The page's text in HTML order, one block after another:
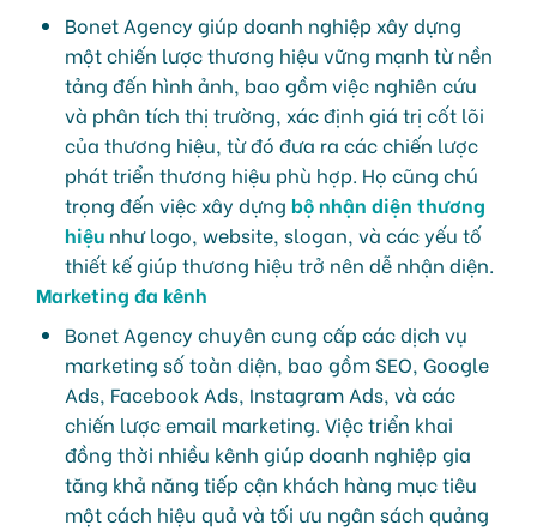
Bonet Agency giúp doanh nghiệp xây dựng
một chiến lược thương hiệu vững mạnh từ nền
tảng đến hình ảnh, bao gồm việc nghiên cứu
và phân tích thị trường, xác định giá trị cốt lõi
của thương hiệu, từ đó đưa ra các chiến lược
phát triển thương hiệu phù hợp. Họ cũng chú
trọng đến việc xây dựng bộ nhận diện thương
hiệu như logo, website, slogan, và các yếu tố
thiết kế giúp thương hiệu trở nên dễ nhận diện.
Marketing đa kênh
Bonet Agency chuyên cung cấp các dịch vụ
marketing số toàn diện, bao gồm SEO, Google
Ads, Facebook Ads, Instagram Ads, và các
chiến lược email marketing. Việc triển khai
đồng thời nhiều kênh giúp doanh nghiệp gia
tăng khả năng tiếp cận khách hàng mục tiêu
một cách hiệu quả và tối ưu ngân sách quảng